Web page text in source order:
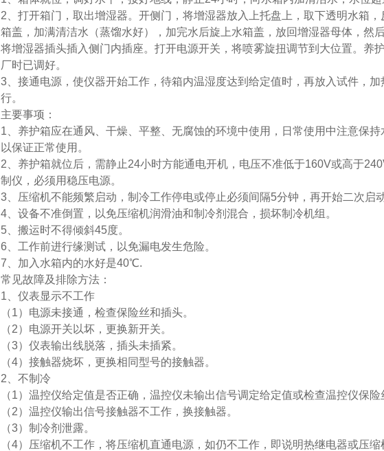
2、打开箱门，取出增湿器。开侧门，将增湿器放入上托盘上，取下透明水箱
箱盖，加满清洁水（蒸馏水好），加完水后旋上水箱盖，放回增湿器母体，然
将增湿器插头插入侧门内插座。打开电源开关，将喷雾旋扭调节到大位置。养
厂时已调好。
3、接通电源，使仪器开始工作，待箱内温湿度达到给定值时，再放入试件，
行。
主要事项：
1、养护箱应在通风、干燥、平整、无腐蚀的环境中使用，日常使用中注意保持
以保证正常使用。
2、养护箱就位后，需静止24小时方能通电开机，电压不准低于160V或高于
制仪，必须用稳压电源。
3、压缩机不能频繁启动，制冷工作停电或停止必须间隔5分钟，再开始二次启
4、设备不准倒置，以免压缩机润滑油和制冷剂混合，损坏制冷机组。
5、搬运时不得倾斜45度。
6、工作前进行缘测试，以免漏电发生危险。
7、加入水箱内的水好是40℃.
常见故障及排除方法：
1、仪表显示不工作
（1）电源未接通，检查保险丝和插头。
（2）电源开关以坏，更换新开关。
（3）仪表输出线脱落，插头未插紧。
（4）接触器烧坏，更换相同型号的接触器。
2、不制冷
（1）温控仪给定值是否正确，温控仪未输出信号调定给定值或检查温控仪保险
（2）温控仪输出信号接触器不工作，换接触器。
（3）制冷剂泄露。
（4）压缩机不工作，将压缩机直通电源，如仍不工作，即说明热继电器或压